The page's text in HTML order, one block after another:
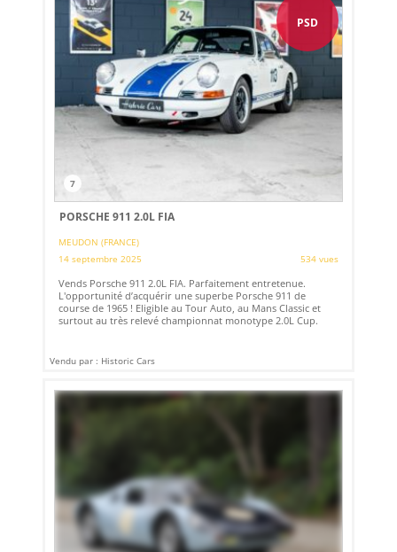
PSD
7
PORSCHE 911 2.0L FIA
MEUDON (FRANCE)
14 septembre 2025
534 vues
Vends Porsche 911 2.0L FIA. Parfaitement entretenue.
L'opportunité d’acquérir une superbe Porsche 911 de
course de 1965 ! Eligible au Tour Auto, au Mans Classic et
surtout au très relevé championnat monotype 2.0L Cup.
Vendu par : Historic Cars